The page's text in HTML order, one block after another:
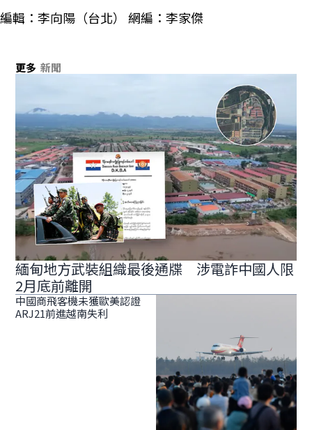
編輯：李向陽（台北） 網編：李家傑
更多 新聞
緬甸地方武裝組織最後通牒 涉電詐中國人限
2月底前離開
中國商飛客機未獲歐美認證
ARJ21前進越南失利